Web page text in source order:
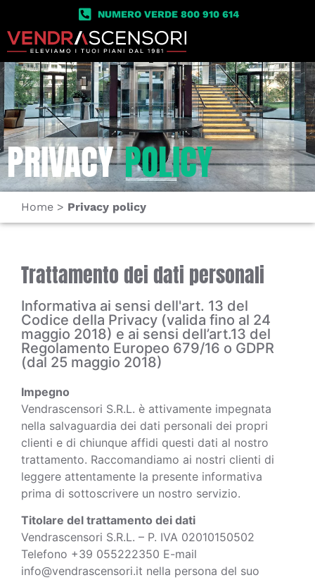
NUMERO VERDE 800 910 614
PRIVACY POLICY
Home > Privacy policy
Trattamento dei dati personali
Informativa ai sensi dell'art. 13 del
Codice della Privacy (valida fino al 24
maggio 2018) e ai sensi dell’art.13 del
Regolamento Europeo 679/16 o GDPR
(dal 25 maggio 2018)
Impegno
Vendrascensori S.R.L. è attivamente impegnata
nella salvaguardia dei dati personali dei propri
clienti e di chiunque affidi questi dati al nostro
trattamento. Raccomandiamo ai nostri clienti di
leggere attentamente la presente informativa
prima di sottoscrivere un nostro servizio.
Titolare del trattamento dei dati
Vendrascensori S.R.L. – P. IVA 02010150502
Telefono +39 055222350 E-mail
info@vendrascensori.it nella persona del suo